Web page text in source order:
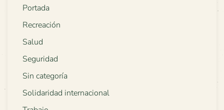
Portada
Recreación
Salud
Seguridad
Sin categoría
Solidaridad internacional